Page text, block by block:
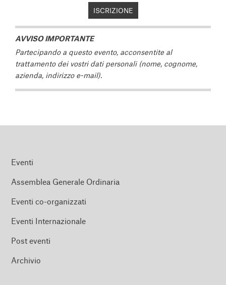
ISCRIZIONE
AVVISO IMPORTANTE
Partecipando a questo evento, acconsentite al
trattamento dei vostri dati personali (nome, cognome,
azienda, indirizzo e-mail).
Eventi
Assemblea Generale Ordinaria
Eventi co-organizzati
Eventi Internazionale
Post eventi
Archivio